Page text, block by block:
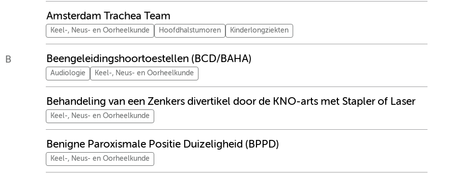
Amsterdam Trachea Team
Keel-, Neus- en Oorheelkunde Hoofdhalstumoren Kinderlongziekten
B Beengeleidingshoortoestellen (BCD/BAHA)
Audiologie Keel-, Neus- en Oorheelkunde
Behandeling van een Zenkers divertikel door de KNO-arts met Stapler of Laser
Keel-, Neus- en Oorheelkunde
Benigne Paroxismale Positie Duizeligheid (BPPD)
Keel-, Neus- en Oorheelkunde